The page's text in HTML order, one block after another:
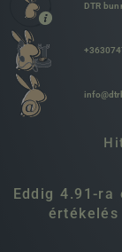
DTR
Eddig 4.91-